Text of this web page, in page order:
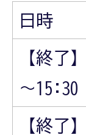
日時
【終了
～15:30
【終了